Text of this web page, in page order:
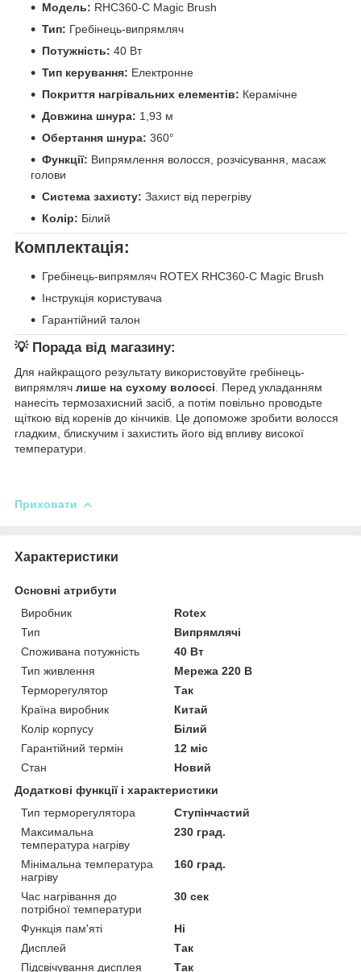
Модель: RHC360-C Magic Brush
Тип: Гребінець-випрямляч
Потужність: 40 Вт
Тип керування: Електронне
Покриття нагрівальних елементів: Керамічне
Довжина шнура: 1,93 м
Обертання шнура: 360°
Функції: Випрямлення волосся, розчісування, масаж
голови
Система захисту: Захист від перегріву
Колір: Білий
Комплектація:
Гребінець-випрямляч ROTEX RHC360-C Magic Brush
Інструкція користувача
Гарантійний талон
💡 Порада від магазину:
Для найкращого результату використовуйте гребінець-
випрямляч лише на сухому волоссі . Перед укладанням
нанесіть термозахисний засіб, а потім повільно проводьте
щіткою від коренів до кінчиків. Це допоможе зробити волосся
гладким, блискучим і захистить його від впливу високої
температури.
Приховати
Характеристики
Основні атрибути
Виробник
Rotex
Тип
Випрямлячі
Споживана потужність
40 Вт
Тип живлення
Мережа 220 В
Терморегулятор
Так
Країна виробник
Китай
Колір корпусу
Білий
Гарантійний термін
12 міс
Стан
Новий
Додаткові функції і характеристики
Тип терморегулятора
Ступінчастий
Максимальна
температура нагріву
230 град.
Мінімальна температура
нагріву
160 град.
Час нагрівання до
потрібної температури
30 сек
Функція пам'яті
Ні
Дисплей
Так
Підсвічування дисплея
Так